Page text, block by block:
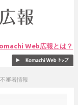
Web広報とは？
審者情報